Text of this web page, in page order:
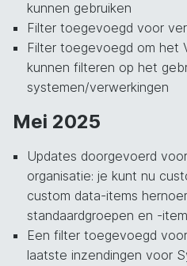
kunnen gebruiken
Filter toegevoegd voor
Filter toegevoegd om het
kunnen filteren op het
systemen/verwerkingen
Mei 2025
Updates doorgevoerd
organisatie: je kunt nu
custom data-items
standaardgroepen en -
Een filter toegevoegd
laatste inzendingen voor